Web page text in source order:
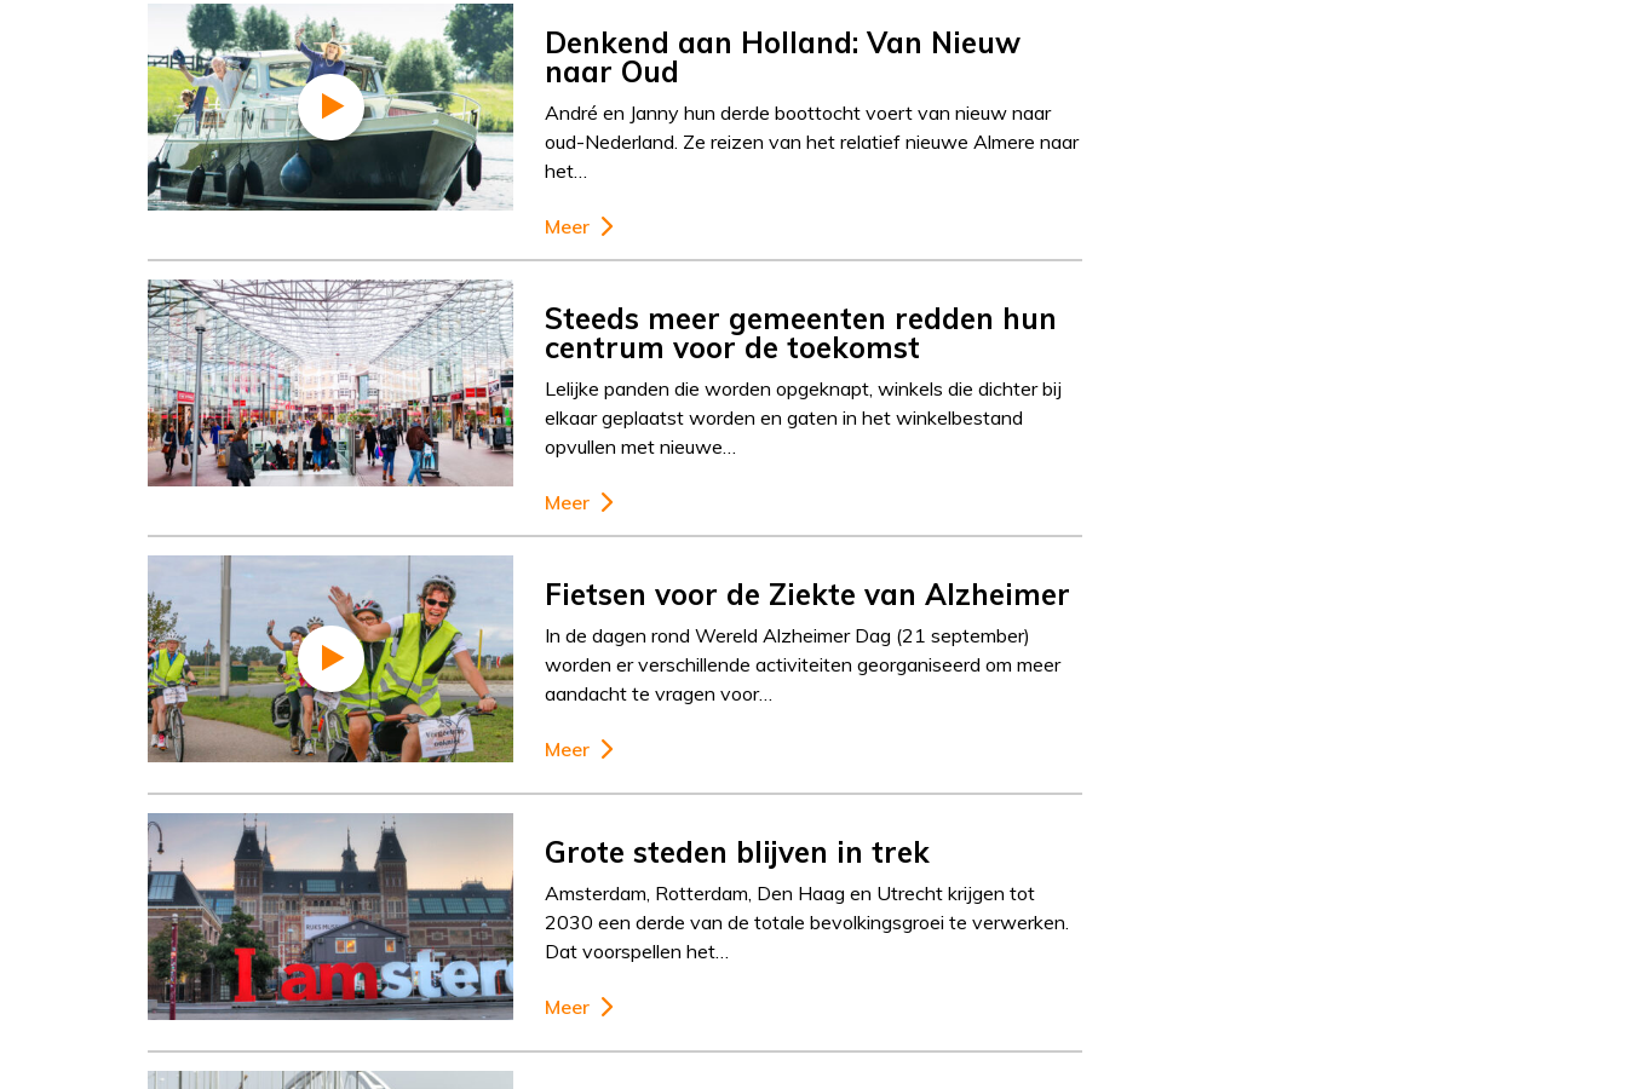
Denkend aan Holland: Van Nieuw
naar Oud
André en Janny hun derde boottocht voert van nieuw naar
oud-Nederland. Ze reizen van het relatief nieuwe Almere naar
het…
Meer
Steeds meer gemeenten redden hun
centrum voor de toekomst
Lelijke panden die worden opgeknapt, winkels die dichter bij
elkaar geplaatst worden en gaten in het winkelbestand
opvullen met nieuwe…
Meer
Fietsen voor de Ziekte van Alzheimer
In de dagen rond Wereld Alzheimer Dag (21 september)
worden er verschillende activiteiten georganiseerd om meer
aandacht te vragen voor…
Meer
Grote steden blijven in trek
Amsterdam, Rotterdam, Den Haag en Utrecht krijgen tot
2030 een derde van de totale bevolkingsgroei te verwerken.
Dat voorspellen het…
Meer